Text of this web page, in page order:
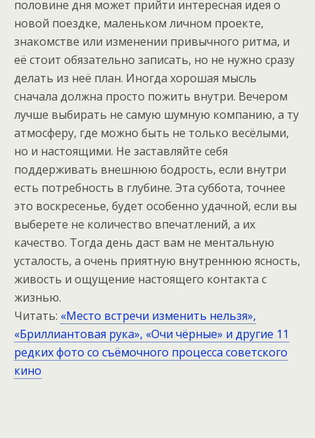
половине дня может прийти интересная идея о
новой поездке, маленьком личном проекте,
знакомстве или изменении привычного ритма, и
её стоит обязательно записать, но не нужно сразу
делать из неё план. Иногда хорошая мысль
сначала должна просто пожить внутри. Вечером
лучше выбирать не самую шумную компанию, а ту
атмосферу, где можно быть не только весёлыми,
но и настоящими. Не заставляйте себя
поддерживать внешнюю бодрость, если внутри
есть потребность в глубине. Эта суббота, точнее
это воскресенье, будет особенно удачной, если вы
выберете не количество впечатлений, а их
качество. Тогда день даст вам не ментальную
усталость, а очень приятную внутреннюю ясность,
живость и ощущение настоящего контакта с
жизнью.
Читать: «Место встречи изменить нельзя»,
«Бриллиантовая рука», «Очи чёрные» и другие 11
редких фото со съёмочного процесса советского
кино